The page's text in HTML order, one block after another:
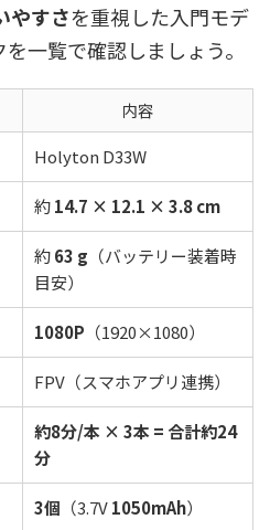
やすさを重視した入門モデ
一覧で確認しましょう。
内容
Holyton D33W
約14.7 × 12.1 × 3.8 cm
約63 g （バッテリー装着時
目安）
1080P （1920×1080）
FPV（スマホアプリ連携）
約8分/本 × 3本 = 合計約24
分
3個 （3.7V1050mAh）